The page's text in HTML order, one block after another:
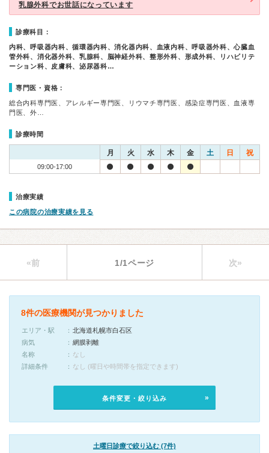
乳腺外科でお世話になっています
診療科目：
内科、呼吸器内科、循環器内科、消化器内科、血液内科、呼吸器外科、心臓血
管外科、消化器外科、乳腺科、脳神経外科、整形外科、形成外科、リハビリテ
ーション科、皮膚科、泌尿器科…
専門医・資格：
総合内科専門医、アレルギー専門医、リウマチ専門医、感染症専門医、血液専
門医、外…
診療時間
月 火 水 木 金 土 日 祝
09:00-17:00
治療実績
この病院の治療実績を見る
«前 1/1ページ 次»
8件の医療機関が見つかりました
エリア・駅
北海道札幌市白石区
病気
網膜剥離
名称
なし
詳細条件
なし (曜日や時間帯を指定できます)
条件変更・絞り込み
土曜日診療で絞り込む (7件)